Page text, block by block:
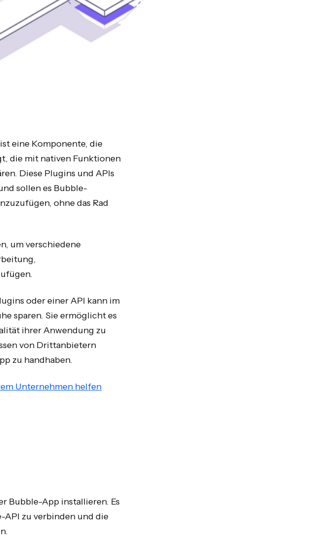
eine Komponente, die
die mit nativen Funktionen
Diese Plugins und APIs
sollen es Bubble-
ohne das Rad
um verschiedene
oder einer API kann im
sparen. Sie ermöglicht es
ihrer Anwendung zu
von Drittanbietern
zu handhaben.
Unternehmen helfen
Bubble-App installieren. Es
zu verbinden und die